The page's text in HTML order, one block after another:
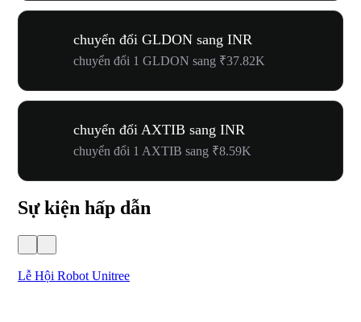
chuyển đổi GLDON sang INR
chuyển đổi 1 GLDON sang ₹37.82K
chuyển đổi AXTIB sang INR
chuyển đổi 1 AXTIB sang ₹8.59K
Sự kiện hấp dẫn
Lễ Hội Robot Unitree